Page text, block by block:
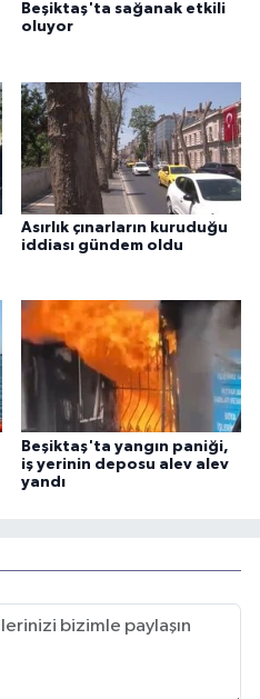
Beşiktaş'ta sağanak etkili
oluyor
Asırlık çınarların kuruduğu
iddiası gündem oldu
Beşiktaş'ta yangın paniği,
iş yerinin deposu alev alev
yandı